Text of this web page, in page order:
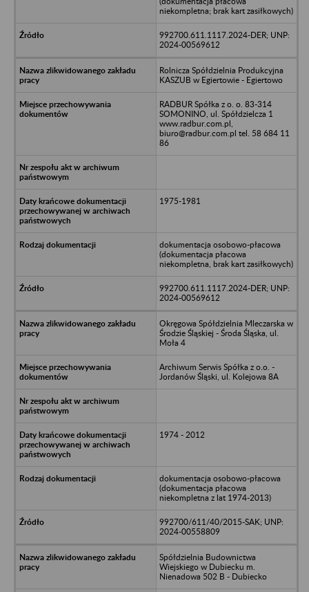
niekompletna; brak kart zasiłkowych)
992700.611.1117.2024-DER; UNP:
2024-00569612
Rolnicza Spółdzielnia Produkcyjna
KASZUB w Egiertowie - Egiertowo
RADBUR Spółka z o. o. 83-314
SOMONINO, ul. Spółdzielcza 1
www.radbur.com.pl,
biuro@radbur.com.pl tel. 58 684 11
86
1975-1981
dokumentacja osobowo-płacowa
(dokumentacja płacowa
niekompletna, brak kart zasiłkowych)
992700.611.1117.2024-DER; UNP:
2024-00569612
Okręgowa Spółdzielnia Mleczarska w
Środzie Śląskiej - Środa Śląska, ul.
Moła 4
Archiwum Serwis Spółka z o.o. -
Jordanów Śląski, ul. Kolejowa 8A
1974 - 2012
dokumentacja osobowo-płacowa
(dokumentacja płacowa
niekompletna z lat 1974-2013)
992700/611/40/2015-SAK; UNP:
2024-00558809
Spółdzielnia Budownictwa
Wiejskiego w Dubiecku m.
Nienadowa 502 B - Dubiecko